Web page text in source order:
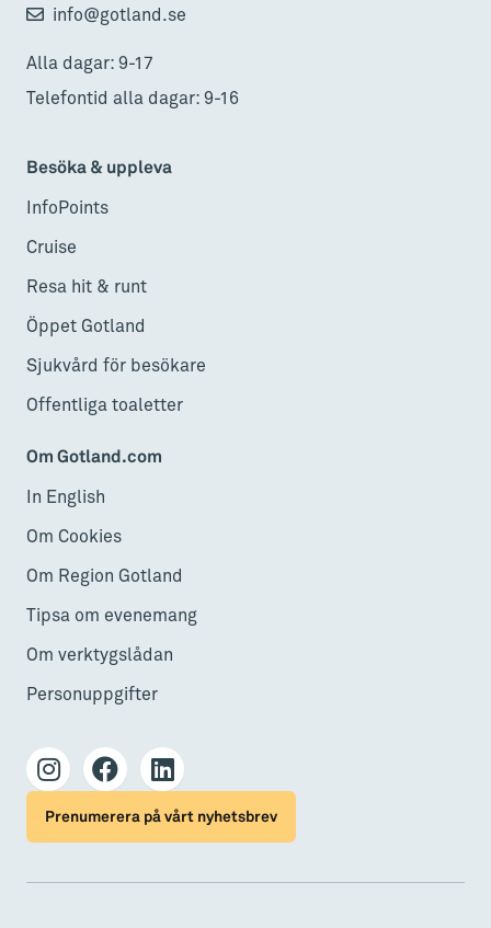
info@gotland.se
Alla dagar: 9-17
Telefontid alla dagar: 9-16
Besöka & uppleva
InfoPoints
Cruise
Resa hit & runt
Öppet Gotland
Sjukvård för besökare
Offentliga toaletter
Om Gotland.com
In English
Om Cookies
Om Region Gotland
Tipsa om evenemang
Om verktygslådan
Personuppgifter
Prenumerera på vårt nyhetsbrev